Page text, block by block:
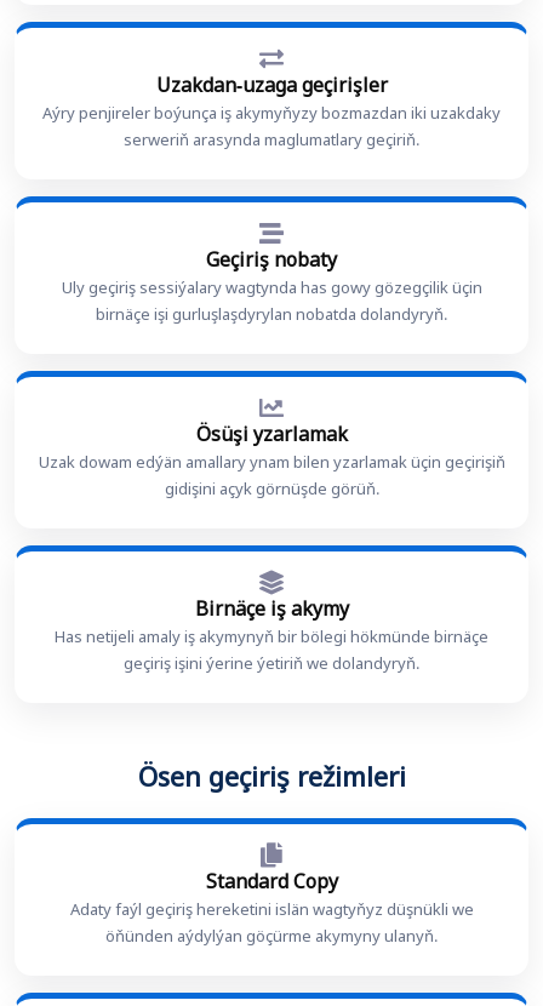
Uzakdan-uzaga geçirişler
Aýry penjireler boýunça iş akymyňyzy bozmazdan iki uzakdaky
serweriň arasynda maglumatlary geçiriň.
Geçiriş nobaty
Uly geçiriş sessiýalary wagtynda has gowy gözegçilik üçin
birnäçe işi gurluşlaşdyrylan nobatda dolandyryň.
Ösüşi yzarlamak
Uzak dowam edýän amallary ynam bilen yzarlamak üçin geçirişiň
gidişini açyk görnüşde görüň.
Birnäçe iş akymy
Has netijeli amaly iş akymynyň bir bölegi hökmünde birnäçe
geçiriş işini ýerine ýetiriň we dolandyryň.
Ösen geçiriş režimleri
Standard Copy
Adaty faýl geçiriş hereketini islän wagtyňyz düşnükli we
öňünden aýdylýan göçürme akymyny ulanyň.